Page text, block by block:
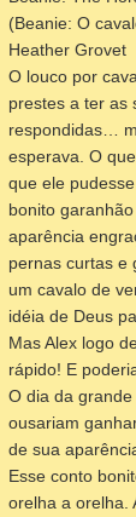
(Beanie: O
Heather Grovet
O louco por
prestes a ter as
respondidas…
esperava. O
que ele
bonito
aparência
pernas curtas e
um cavalo de
idéia de Deus
Mas Alex logo
rápido! E
O dia da
ousariam
de sua
Esse conto
orelha a orelha.